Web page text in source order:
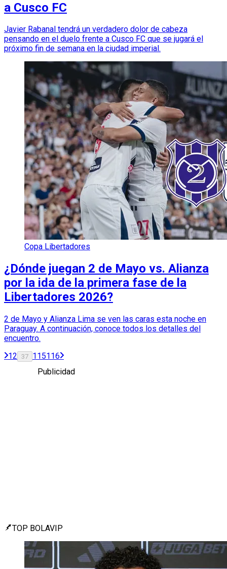
a Cusco FC
Javier Rabanal tendrá un verdadero dolor de cabeza
pensando en el duelo frente a Cusco FC que se jugará el
próximo fin de semana en la ciudad imperial.
Copa Libertadores
¿Dónde juegan 2 de Mayo vs. Alianza
por la ida de la primera fase de la
Libertadores 2026?
2 de Mayo y Alianza Lima se ven las caras esta noche en
Paraguay. A continuación, conoce todos los detalles del
encuentro.
12 37 115116
Publicidad
TOP BOLAVIP